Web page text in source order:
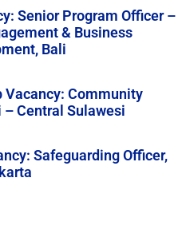
Senior Program Officer –
& Business
Bali
Vacancy: Community
Central Sulawesi
Safeguarding Officer,